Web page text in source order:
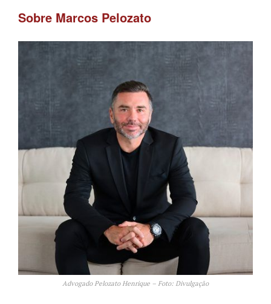
Sobre Marcos Pelozato
Advogado Pelozato Henrique – Foto: Divulgação